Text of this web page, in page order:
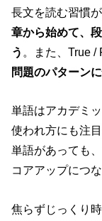
長文を読む習慣
章から始めて、
う 。また、True /
問題のパターン
単語はアカデミ
使われ方にも注
単語があっても
コアアップにつ
焦らずじっくり